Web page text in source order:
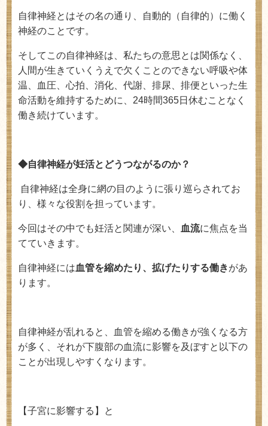
自律神経とはその名の通り、自動的（自律的）に働く
神経のことです。
そしてこの自律神経は、私たちの意思とは関係なく、
人間が生きていくうえで欠くことのできない呼吸や体
温、血圧、心拍、消化、代謝、排尿、排便といった生
命活動を維持するために、 24時間365日休むことなく
働き続けています。
◆自律神経が妊活とどうつながるのか？
自律神経は全身に網の目のように張り巡らされてお
り、様々な役割を担っています。
今回はその中でも妊活と関連が深い、 血流に焦点を当
てていきます。
自律神経には血管を縮めたり、拡げたりする働きがあ
ります。
自律神経が乱れると、血管を縮める働きが強くなる方
が多く、それが下腹部の血流に影響を及ぼすと以下の
ことが出現しやすくなります。
【子宮に影響する】と